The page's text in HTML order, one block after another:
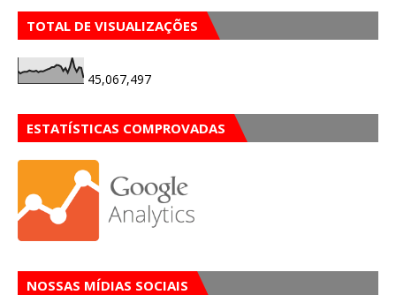
TOTAL DE VISUALIZAÇÕES
45,067,497
ESTATÍSTICAS COMPROVADAS
NOSSAS MÍDIAS SOCIAIS